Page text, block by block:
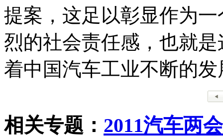
提案，这足以彰显作为
烈的社会责任感，也就
着中国汽车工业不断的
相关专题： 2011汽车两会